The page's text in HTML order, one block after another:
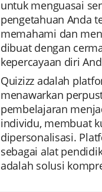
untuk menguasai
pengetahuan Anda
memahami dan
dibuat dengan
kepercayaan diri
Quizizz adalah
menawarkan
pembelajaran
individu, membuat
dipersonalisasi.
sebagai alat
adalah solusi